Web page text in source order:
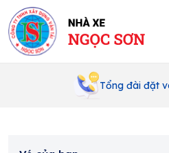
Tổng đài đặt